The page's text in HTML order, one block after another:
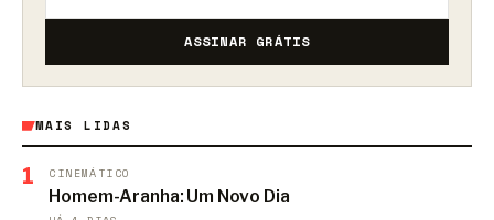
ASSINAR GRÁTIS
MAIS LIDAS
1 CINEMÁTICO
Homem-Aranha: Um Novo Dia